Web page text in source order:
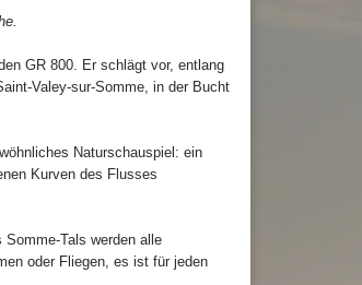
GR 800. Er schlägt vor, entlang
Valey-sur-Somme, in der Bucht
Naturschauspiel: ein
Kurven des Flusses
Tals werden alle
oder Fliegen, es ist für jeden